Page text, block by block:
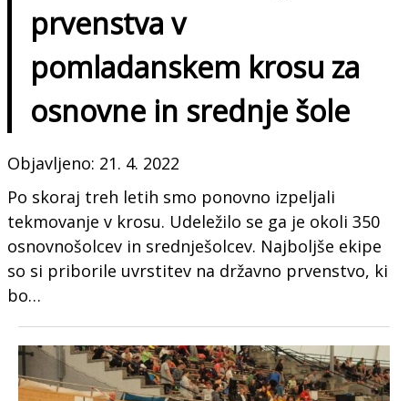
prvenstva v
pomladanskem krosu za
osnovne in srednje šole
Objavljeno: 21. 4. 2022
Po skoraj treh letih smo ponovno izpeljali
tekmovanje v krosu. Udeležilo se ga je okoli 350
osnovnošolcev in srednješolcev. Najboljše ekipe
so si priborile uvrstitev na državno prvenstvo, ki
bo…